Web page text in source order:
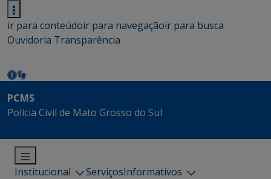
ir para conteúdoir para navegaçãoir para busca
Ouvidoria Transparência
PCMS
Polícia Civil de Mato Grosso do Sul
Institucional ServiçosInformativos